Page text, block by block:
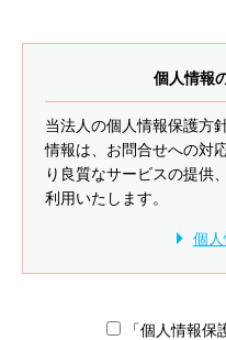
個人情報
当法人の個人情報保護方
情報は、お問合せへの対
り良質なサービスの提供
利用いたします。
個
「個人情報